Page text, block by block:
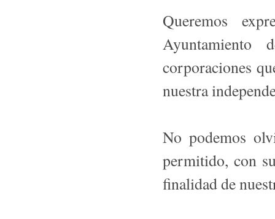
Queremos
Ayuntamiento
corporaciones
nuestra
No podemos
permitido, con
finalidad de